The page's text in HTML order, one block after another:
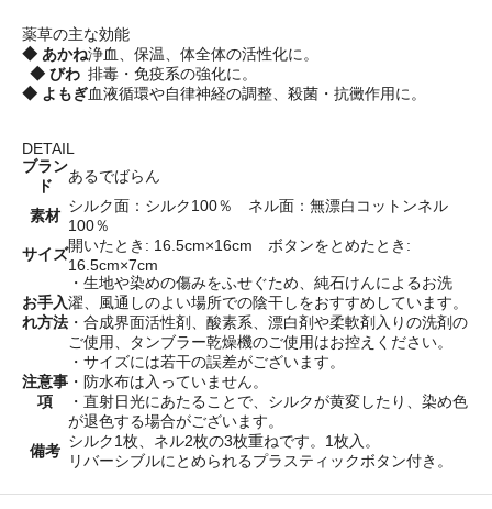
薬草の主な効能
◆ あかね浄血、保温、体全体の活性化に。
◆ びわ 排毒・免疫系の強化に。
◆ よもぎ血液循環や自律神経の調整、殺菌・抗黴作用に。
DETAIL
ブラン
ド
あるでばらん
素材
シルク面：シルク100％ ネル面：無漂白コットンネル
100％
サイズ開いたとき: 16.5cm×16cm ボタンをとめたとき:
16.5cm×7cm
お手入
れ方法
・生地や染めの傷みをふせぐため、純石けんによるお洗
濯、風通しのよい場所での陰干しをおすすめしています。
・合成界面活性剤、酸素系、漂白剤や柔軟剤入りの洗剤の
ご使用、タンブラー乾燥機のご使用はお控えください。
注意事
項
・サイズには若干の誤差がございます。
・防水布は入っていません。
・直射日光にあたることで、シルクが黄変したり、染め色
が退色する場合がございます。
備考
シルク1枚、ネル2枚の3枚重ねです。1枚入。
リバーシブルにとめられるプラスティックボタン付き。